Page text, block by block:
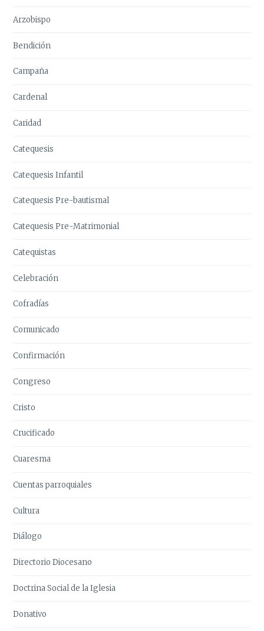
Arzobispo
Bendición
Campaña
Cardenal
Caridad
Catequesis
Catequesis Infantil
Catequesis Pre-bautismal
Catequesis Pre-Matrimonial
Catequistas
Celebración
Cofradías
Comunicado
Confirmación
Congreso
Cristo
Crucificado
Cuaresma
Cuentas parroquiales
Cultura
Diálogo
Directorio Diocesano
Doctrina Social de la Iglesia
Donativo